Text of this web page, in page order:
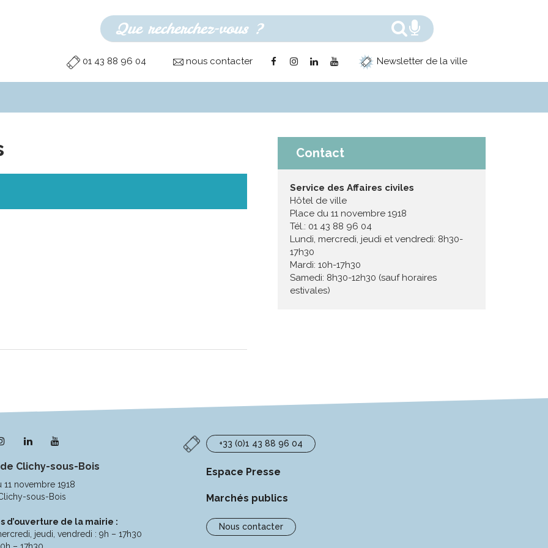
Rechercher
Recherche
01 43 88 96 04 nous contacter
Lien
Facebook
Lien
Instagram
Lien
LinkedinYoutube
Newsletter de la ville
Contact
Service des Affaires civiles
Hôtel de ville
Place du 11 novembre 1918
Tél.: 01 43 88 96 04
Lundi, mercredi, jeudi et vendredi: 8h30-
17h30
Mardi: 10h-17h30
Samedi: 8h30-12h30 (sauf horaires
estivales)
Lien
le
compte
Instagram
Lien
le
compte
Linkedin
la
chaîne
Youtube
Clichy-sous-Bois
11 novembre 1918
sous-Bois
d’ouverture de la mairie :
jeudi, vendredi : 9h – 17h30
– 17h30
+33 (0)1 43 88 96 04
Espace Presse
Marchés publics
Nous contacter